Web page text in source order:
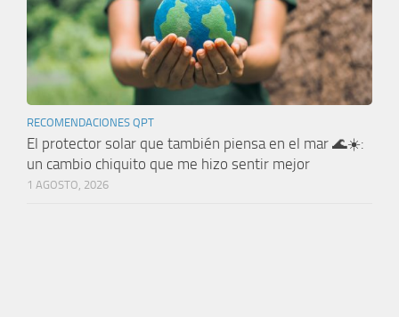
RECOMENDACIONES QPT
El protector solar que también piensa en el mar 🌊☀️:
un cambio chiquito que me hizo sentir mejor
1 AGOSTO, 2026